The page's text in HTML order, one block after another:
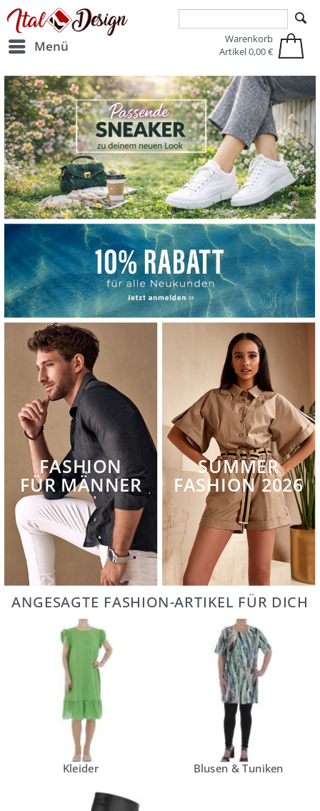
Zur Hauptnavigation springen Zum Hauptinhalt springen
Menü
Warenkorb
Artikel0,00 €
FASHION
FÜR MÄNNER
SUMMER
FASHION 2026
ANGESAGTE FASHION-ARTIKEL FÜR DICH
Kleider Blusen & Tuniken